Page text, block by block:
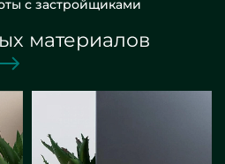
с застройщиками
материалов